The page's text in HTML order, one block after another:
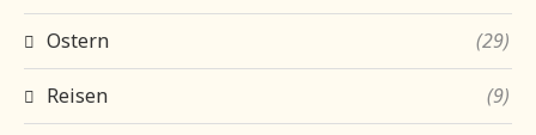
Ostern (29)
Reisen (9)